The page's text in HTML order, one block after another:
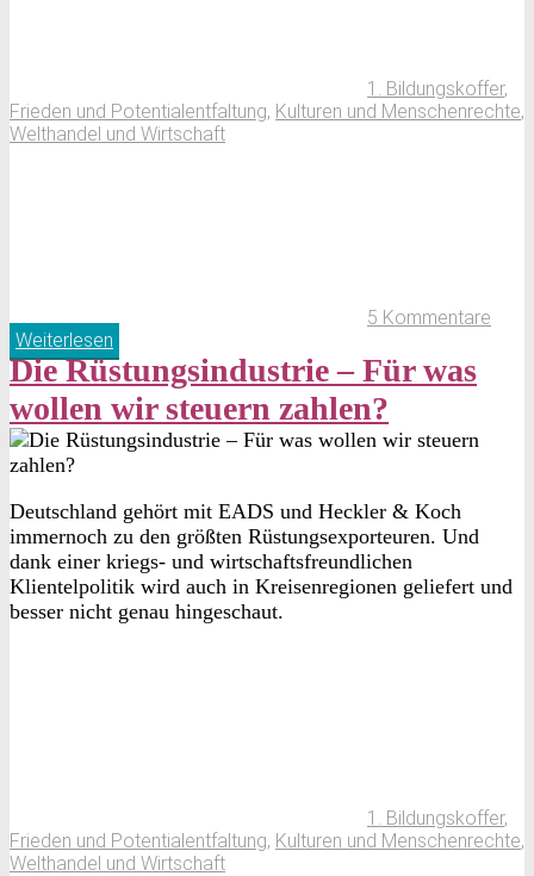
1. Bildungskoffer,
Frieden und Potentialentfaltung, Kulturen und Menschenrechte,
Welthandel und Wirtschaft
5 Kommentare
Weiterlesen
Die Rüstungsindustrie – Für was
wollen wir steuern zahlen?
Deutschland gehört mit EADS und Heckler & Koch
immernoch zu den größten Rüstungsexporteuren. Und
dank einer kriegs- und wirtschaftsfreundlichen
Klientelpolitik wird auch in Kreisenregionen geliefert und
besser nicht genau hingeschaut.
1. Bildungskoffer,
Frieden und Potentialentfaltung, Kulturen und Menschenrechte,
Welthandel und Wirtschaft